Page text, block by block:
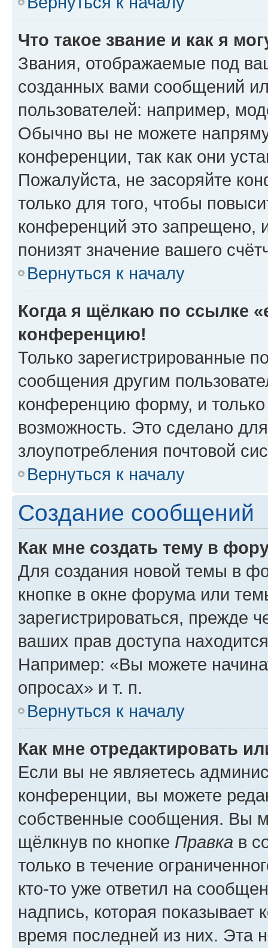
Что такое звание и как я
Звания, отображаемые под
созданных вами сообщений
пользователей: например,
Обычно вы не можете
конференции, так как они
Пожалуйста, не засоряйте
только для того, чтобы
конференций это запрещено,
понизят значение вашего
Вернуться к началу
Когда я щёлкаю по ссылке
конференцию!
Только зарегистрированные
сообщения другим
конференцию форму, и
возможность. Это сделано
злоупотребления почтовой
Вернуться к началу
Создание сообщений
Как мне создать тему в
Для создания новой темы в
кнопке в окне форума или
зарегистрироваться, прежде
ваших прав доступа
Например: «Вы можете
опросах» и т. п.
Вернуться к началу
Как мне отредактировать
Если вы не являетесь
конференции, вы можете
собственные сообщения. Вы
щёлкнув по кнопке Правка в
только в течение
кто-то уже ответил на
надпись, которая показывает
время последней из них. Эта